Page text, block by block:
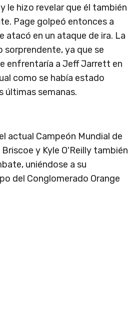
le hizo revelar que él también
Page golpeó entonces a
atacó en un ataque de ira. La
sorprendente, ya que se
enfrentaría a Jeff Jarrett en
como se había estado
últimas semanas.
actual Campeón Mundial de
y Kyle O'Reilly también
uniéndose a su
del Conglomerado Orange